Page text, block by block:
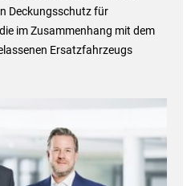
Deckungsschutz für
im Zusammenhang mit dem
Ersatzfahrzeugs